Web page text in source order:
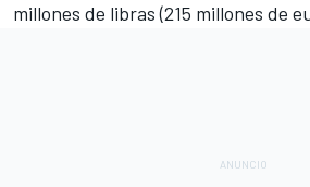
millones de libras (215 millones de